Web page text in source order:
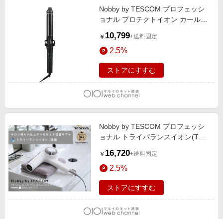
Nobby by TESCOM プロフェッシ
ョナル プロテクトイオン カールア
￥ 10,799+送料固定
2.5%
ストアにすすむ
Nobby by TESCOM プロフェッシ
ョナル トライバランスイオン(TM)
￥ 16,720+送料固定
2.5%
ストアにすすむ